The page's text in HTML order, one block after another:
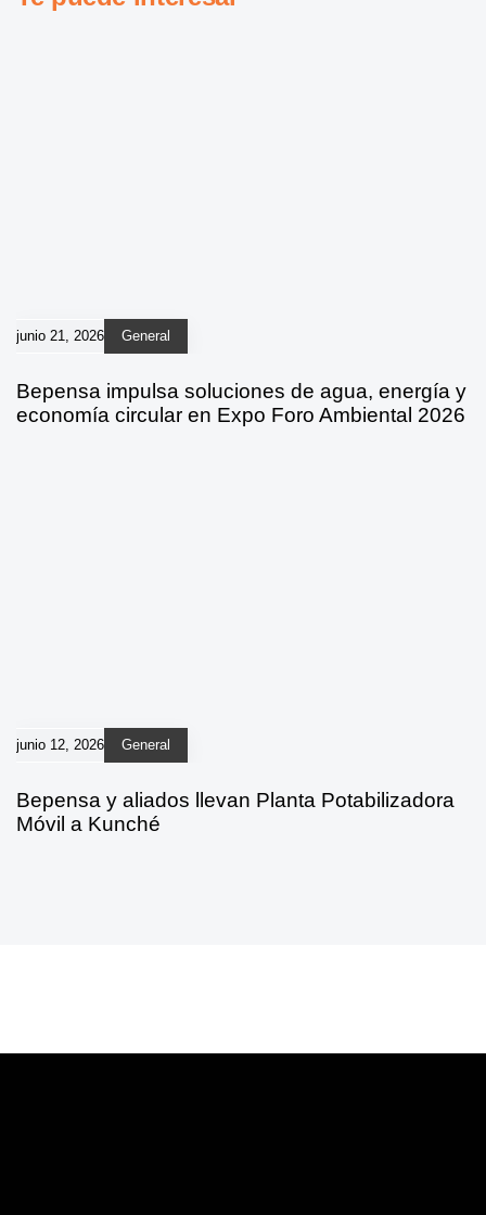
junio 21, 2026 General
Bepensa impulsa soluciones de agua, energía y
economía circular en Expo Foro Ambiental 2026
junio 12, 2026 General
Bepensa y aliados llevan Planta Potabilizadora
Móvil a Kunché